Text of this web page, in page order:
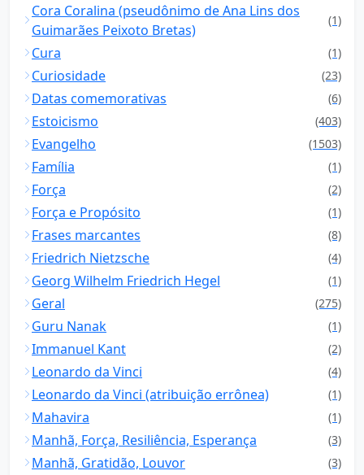
Cora Coralina (pseudônimo de Ana Lins dos
Guimarães Peixoto Bretas)
(1)
Cura (1)
Curiosidade (23)
Datas comemorativas (6)
Estoicismo (403)
Evangelho (1503)
Família (1)
Força (2)
Força e Propósito (1)
Frases marcantes (8)
Friedrich Nietzsche (4)
Georg Wilhelm Friedrich Hegel (1)
Geral (275)
Guru Nanak (1)
Immanuel Kant (2)
Leonardo da Vinci (4)
Leonardo da Vinci (atribuição errônea) (1)
Mahavira (1)
Manhã, Força, Resiliência, Esperança (3)
Manhã, Gratidão, Louvor (3)